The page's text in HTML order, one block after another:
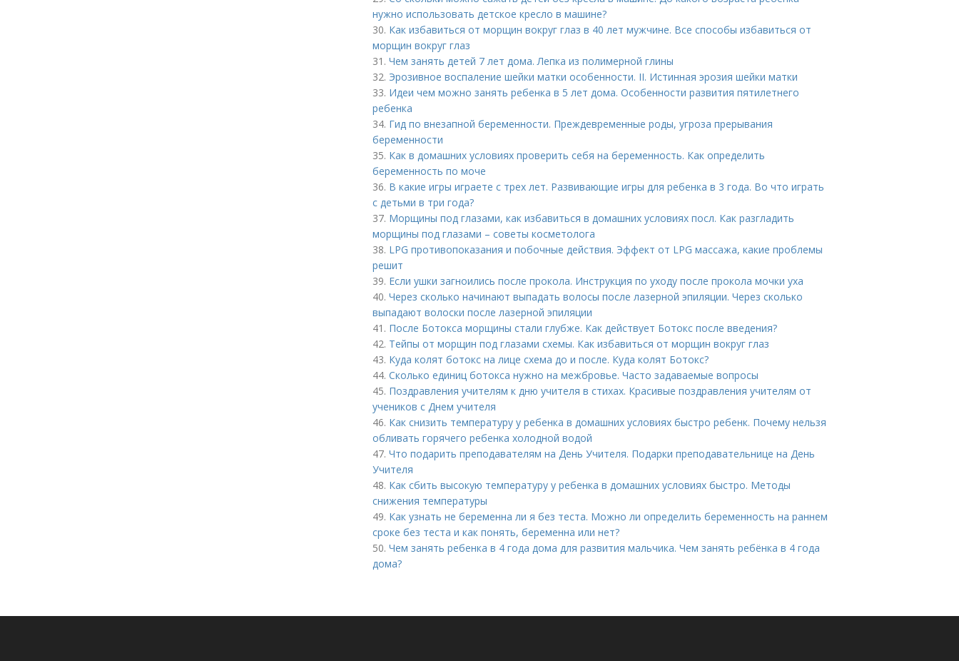
нужно использовать детское кресло в машине?
30. Как избавиться от морщин вокруг глаз в 40 лет мужчине. Все способы избавиться от
морщин вокруг глаз
31. Чем занять детей 7 лет дома. Лепка из полимерной глины
32. Эрозивное воспаление шейки матки особенности. II. Истинная эрозия шейки матки
33. Идеи чем можно занять ребенка в 5 лет дома. Особенности развития пятилетнего
ребенка
34. Гид по внезапной беременности. Преждевременные роды, угроза прерывания
беременности
35. Как в домашних условиях проверить себя на беременность. Как определить
беременность по моче
36. В какие игры играете с трех лет. Развивающие игры для ребенка в 3 года. Во что играть
с детьми в три года?
37. Морщины под глазами, как избавиться в домашних условиях посл. Как разгладить
морщины под глазами – советы косметолога
38. LPG противопоказания и побочные действия. Эффект от LPG массажа, какие проблемы
решит
39. Если ушки загноились после прокола. Инструкция по уходу после прокола мочки уха
40. Через сколько начинают выпадать волосы после лазерной эпиляции. Через сколько
выпадают волоски после лазерной эпиляции
41. После Ботокса морщины стали глубже. Как действует Ботокс после введения?
42. Тейпы от морщин под глазами схемы. Как избавиться от морщин вокруг глаз
43. Куда колят ботокс на лице схема до и после. Куда колят Ботокс?
44. Сколько единиц ботокса нужно на межбровье. Часто задаваемые вопросы
45. Поздравления учителям к дню учителя в стихах. Красивые поздравления учителям от
учеников с Днем учителя
46. Как снизить температуру у ребенка в домашних условиях быстро ребенк. Почему нельзя
обливать горячего ребенка холодной водой
47. Что подарить преподавателям на День Учителя. Подарки преподавательнице на День
Учителя
48. Как сбить высокую температуру у ребенка в домашних условиях быстро. Методы
снижения температуры
49. Как узнать не беременна ли я без теста. Можно ли определить беременность на раннем
сроке без теста и как понять, беременна или нет?
50. Чем занять ребенка в 4 года дома для развития мальчика. Чем занять ребёнка в 4 года
дома?